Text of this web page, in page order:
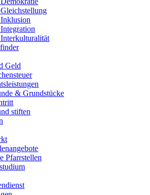
Geld
& Grundstücke
stiften
Pfarrstellen